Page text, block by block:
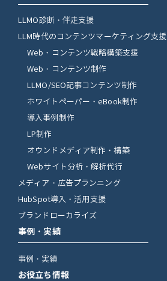
LLMO診断・伴走支援
LLM時代のコンテンツマーケティング支援
Web・コンテンツ戦略構築支援
Web・コンテンツ制作
LLMO/SEO記事コンテンツ制作
ホワイトペーパー・eBook制作
導入事例制作
LP制作
オウンドメディア制作・構築
Webサイト分析・解析代行
メディア・広告プランニング
HubSpot導入・活用支援
ブランドローカライズ
事例・実績
事例・実績
お役立ち情報